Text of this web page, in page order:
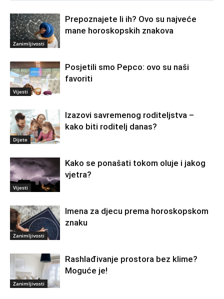
Zanimljivosti
Prepoznajete li ih? Ovo su najveće
mane horoskopskih znakova
Vijesti
Posjetili smo Pepco: ovo su naši
favoriti
Dijete
Izazovi savremenog roditeljstva –
kako biti roditelj danas?
Vijesti
Kako se ponašati tokom oluje i jakog
vjetra?
Zanimljivosti
Imena za djecu prema horoskopskom
znaku
Zanimljivosti
Rashlađivanje prostora bez klime?
Moguće je!